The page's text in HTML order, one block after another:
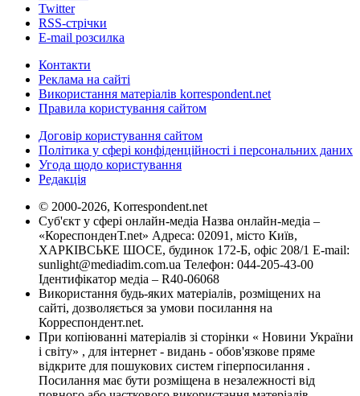
Twitter
RSS-стрічки
E-mail розсилка
Контакти
Реклама на сайті
Використання матеріалів korrespondent.net
Правила користування сайтом
Договір користування сайтом
Політика у сфері конфіденційності і персональних даних
Угода щодо користування
Редакція
© 2000-2026, Korrespondent.net
Суб'єкт у сфері онлайн-медіа Назва онлайн-медіа –
«КореспонденТ.net» Адреса: 02091, місто Київ,
ХАРКІВСЬКЕ ШОСЕ, будинок 172-Б, офіс 208/1 E-mail:
sunlight@mediadim.com.ua Телефон: 044-205-43-00
Ідентифікатор медіа – R40-06068
Використання будь-яких матеріалів, розміщених на
сайті, дозволяється за умови посилання на
Корреспондент.net.
При копіюванні матеріалів зі сторінки « Новини України
і світу» , для інтернет - видань - обов'язкове пряме
відкрите для пошукових систем гіперпосилання .
Посилання має бути розміщена в незалежності від